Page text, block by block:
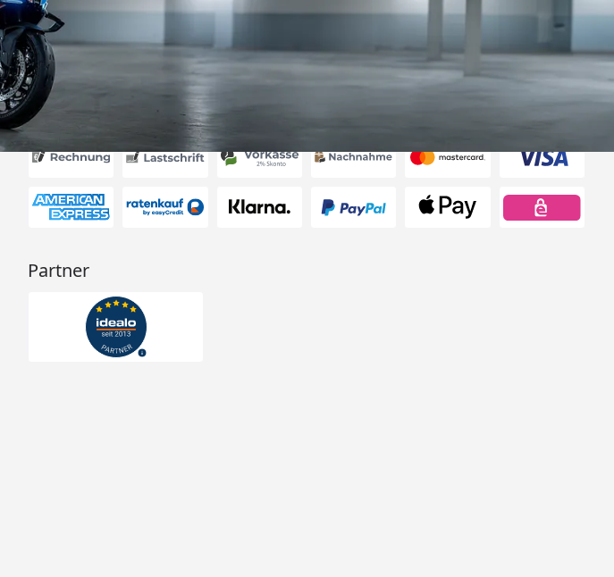
Akzeptierte Zahlungsarten
Partner